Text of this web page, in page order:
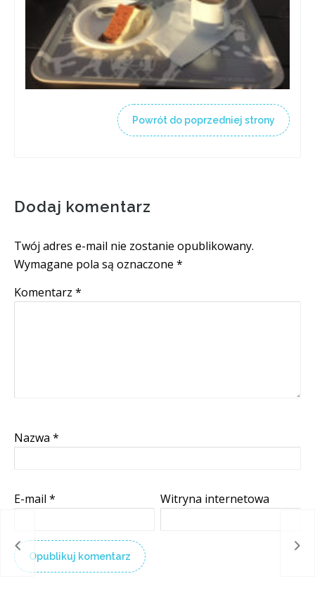
Powrót do poprzedniej strony
Dodaj komentarz
Twój adres e-mail nie zostanie opublikowany.
Wymagane pola są oznaczone *
Komentarz *
Nazwa *
E-mail * Witryna internetowa